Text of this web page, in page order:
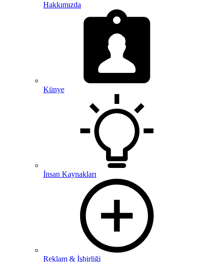
Hakkımızda
Künye
İnsan Kaynakları
Reklam & İşbirliği